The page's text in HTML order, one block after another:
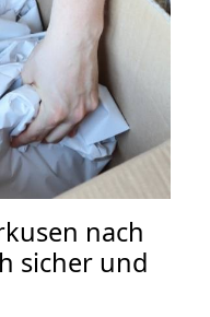
nach
sicher und